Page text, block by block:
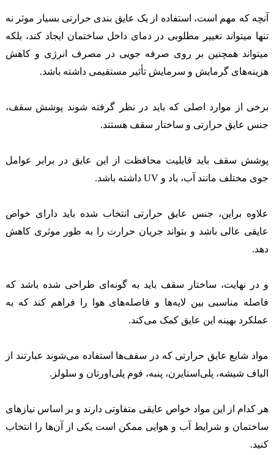
آنچه که مهم است، استفاده از یک عایق بندی حرارتی بسیار موثر نه
تنها میتواند تغییر مطلوبی در دمای داخل ساختمان ایجاد کند، بلکه
میتواند همچنین بر روی صرفه جویی در مصرف انرژی و کاهش
هزینه‌های گرمایش و سرمایش تأثیر مستقیمی داشته باشد.
برخی از موارد اصلی که باید در نظر گرفته شوند پوشش سقف،
جنس عایق حرارتی و ساختار سقف هستند.
پوشش سقف باید قابلیت محافظت از این عایق در برابر عوامل
جوی مختلف مانند آب، باد و UV داشته باشد.
علاوه ‌براین، جنس عایق حرارتی انتخاب شده باید دارای خواص
عایقی عالی باشد و بتواند جریان حرارت را به طور موثری کاهش
دهد.
و در نهایت، ساختار سقف باید به گونه‌ای طراحی شده باشد که
فاصله مناسبی بین لایه‌ها و فاصله‌های هوا را فراهم کند که به
عملکرد بهینه این عایق کمک می‌کند.
مواد شایع عایق حرارتی که در سقف‌ها استفاده می‌شوند عبارتند از
الیاف شیشه، پلی‌استایرن، پنبه، فوم پلی‌اورتان و سلولز.
هر کدام از این مواد خواص عایقی متفاوتی دارند و بر اساس نیازهای
ساختمان و شرایط آب و هوایی ممکن است یکی از آن‌ها را انتخاب
کنید.